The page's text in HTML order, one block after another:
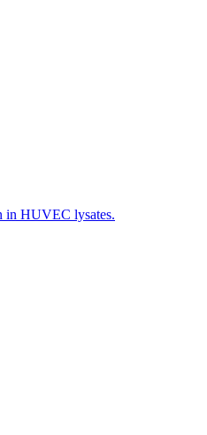
in HUVEC lysates.